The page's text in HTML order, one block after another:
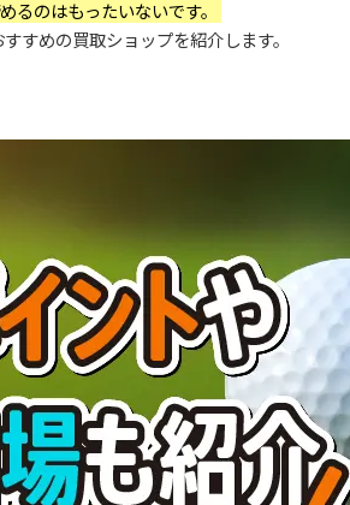
るのはもったいないです。
すめの買取ショップを紹介します。